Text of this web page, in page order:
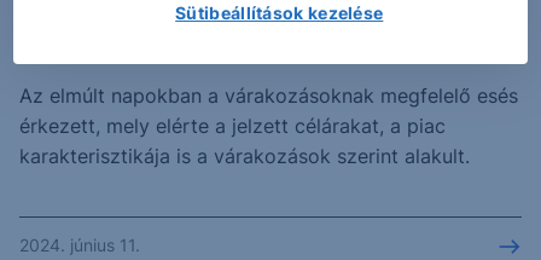
Az elmúlt napokban a várakozásoknak megfelelő esés
érkezett, mely elérte a jelzett célárakat, a piac
karakterisztikája is a várakozások szerint alakult.
2024. június 11.
Sütibeállítások kezelése